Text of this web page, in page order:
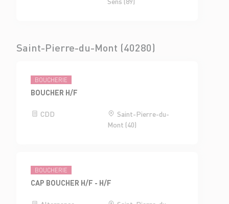
Saint-Pierre-du-Mont (40280)
BOUCHERIE
BOUCHER H/F
CDD
Saint-Pierre-du-
Mont (40)
BOUCHERIE
CAP BOUCHER H/F - H/F